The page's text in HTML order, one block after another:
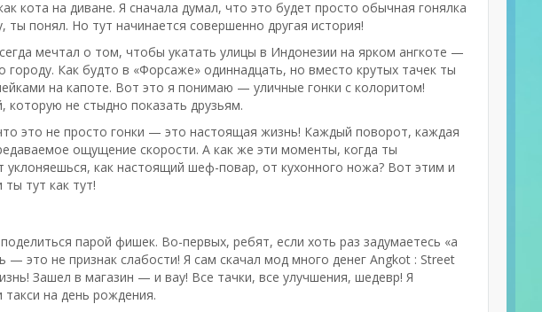
кота на диване. Я сначала думал, что это будет просто обычная гонялка
понял. Но тут начинается совершенно другая история!
мечтал о том, чтобы укатать улицы в Индонезии на ярком ангкоте —
Как будто в «Форсаже» одиннадцать, но вместо крутых тачек ты
на капоте. Вот это я понимаю — уличные гонки с колоритом!
не стыдно показать друзьям.
это не просто гонки — это настоящая жизнь! Каждый поворот, каждая
ощущение скорости. А как же эти моменты, когда ты
как настоящий шеф-повар, от кухонного ножа? Вот этим и
тут как тут!
парой фишек. Во-первых, ребят, если хоть раз задумаетесь «а
это не признак слабости! Я сам скачал мод много денег Angkot : Street
Зашел в магазин — и вау! Все тачки, все улучшения, шедевр! Я
на день рождения.